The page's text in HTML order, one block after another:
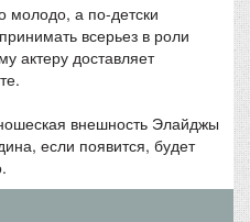
молодо, а по-детски
всерьез в роли
актеру доставляет
внешность Элайджы
если появится, будет